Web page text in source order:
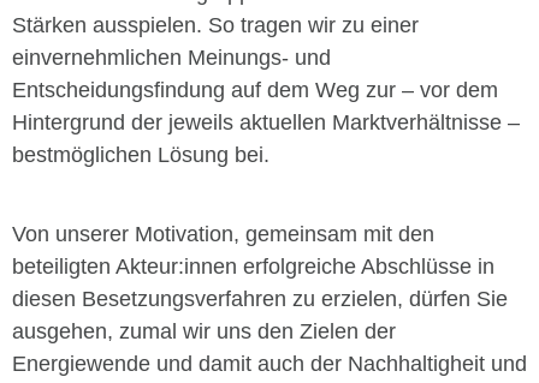
Stärken ausspielen. So tragen wir zu einer
einvernehmlichen Meinungs- und
Entscheidungsfindung auf dem Weg zur – vor dem
Hintergrund der jeweils aktuellen Marktverhältnisse –
bestmöglichen Lösung bei.
Von unserer Motivation, gemeinsam mit den
beteiligten Akteur:innen erfolgreiche Abschlüsse in
diesen Besetzungsverfahren zu erzielen, dürfen Sie
ausgehen, zumal wir uns den Zielen der
Energiewende und damit auch der Nachhaltigheit und